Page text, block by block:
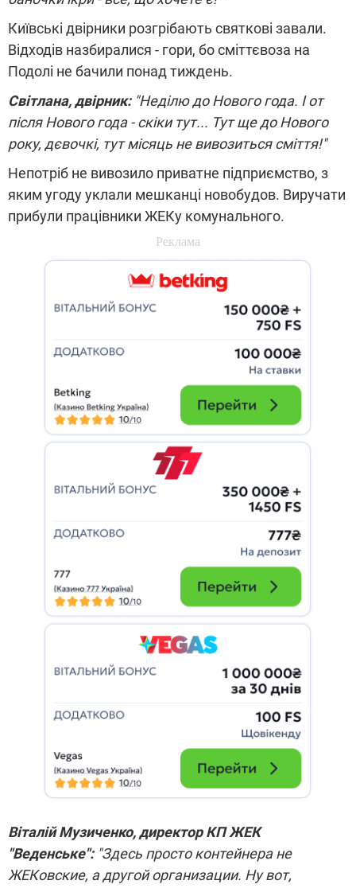
Київські двірники розгрібають святкові завали.
Відходів назбиралися - гори, бо сміттєвоза на
Подолі не бачили понад тиждень.
Світлана, двірник: "Неділю до Нового года. І от
після Нового года - скіки тут... Тут ще до Нового
року, дєвочкі, тут місяць не вивозиться сміття!"
Непотріб не вивозило приватне підприємство, з
яким угоду уклали мешканці новобудов. Виручати
прибули працівники ЖЕКу комунального.
Віталій Музиченко, директор КП ЖЕК
"Веденське": "Здесь просто контейнера не
ЖЕКовские, а другой организации. Ну вот,